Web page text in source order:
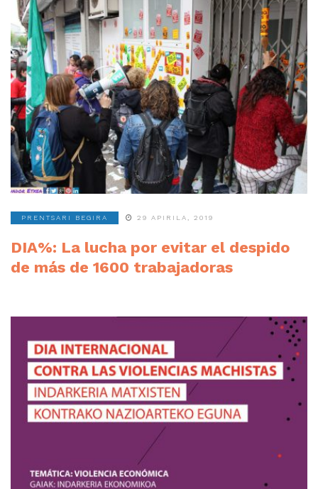
PRENTSARI BEGIRA 29 APIRILA, 2019
DIA%: La lucha por evitar el despido
de más de 1600 trabajadoras